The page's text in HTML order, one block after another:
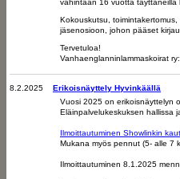
vähintään 16 vuotta täyttäneillä
Kokouskutsu,
jäsenosioon, johon pääset
Tervetuloa!
Vanhaenglanninlammaskoirat
8.2.2025
Erikoisnäyttely Hyvinkäällä
Vuosi 2025 on erikoisnäyttelyn
Eläinpalvelukeskuksen hallissa
Ilmoittautuminen Showlinkin
Mukana myös pennut (5- alle 7
Ilmoittautuminen 8.1.2025